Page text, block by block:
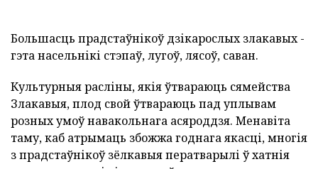
Большасць прадстаўнікоў дзікарослых злакавых -
гэта насельнікі стэпаў, лугоў, лясоў, саван.
Культурныя расліны, якія ўтвараюць сямейства
Злакавыя, плод свой ўтвараюць пад уплывам
розных умоў навакольнага асяроддзя. Менавіта
таму, каб атрымаць збожжа годнага якасці, многія
з прадстаўнікоў зёлкавыя ператварылі ў хатнія